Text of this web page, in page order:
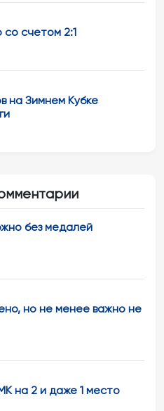
счетом 2:1
на Зимнем Кубке
без медалей
но не менее важно не
на 2 и даже 1 место